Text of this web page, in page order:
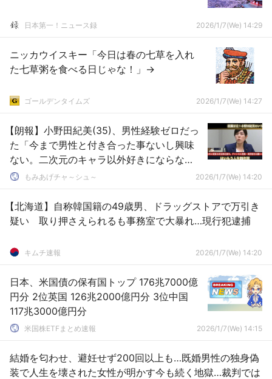
日本第一！ニュース録 2026/1/7(We) 14:29
ニッカウイスキー「今日は春の七草を入れ
た七草粥を食べる日じゃな！」→
ゴールデンタイムズ 2026/1/7(We) 14:27
【朗報】小野田紀美(35)、男性経験ゼロだっ
た「今まで男性と付き合った事ないし興味
ない。二次元のキャラ以外好きにならな
い」もみあげチャ～シュ～ 2026/1/7(We) 14:20
【北海道】自称韓国籍の49歳男、ドラッグストアで万引き
疑い 取り押さえられるも事務室で大暴れ…現行犯逮捕
キムチ速報 2026/1/7(We) 14:20
日本、米国債の保有国トップ 176兆7000億
円分 2位英国 126兆2000億円分 3位中国
117兆3000億円分
米国株ETFまとめ速報 2026/1/7(We) 14:15
結婚を匂わせ、避妊せず200回以上も…既婚男性の独身偽
装で人生を壊された女性が明かす今も続く地獄…裁判では